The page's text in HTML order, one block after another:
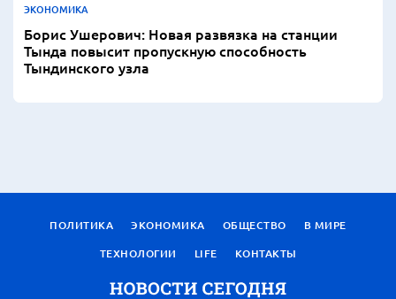
ЭКОНОМИКА
Борис Ушерович: Новая развязка на станции
Тында повысит пропускную способность
Тындинского узла
ПОЛИТИКА ЭКОНОМИКА ОБЩЕСТВО
В МИРЕ
ТЕХНОЛОГИИ
LIFE КОНТАКТЫ